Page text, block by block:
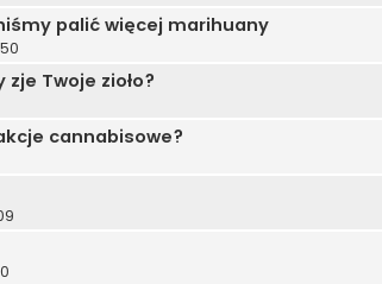
palić więcej marihuany
Twoje zioło?
cannabisowe?